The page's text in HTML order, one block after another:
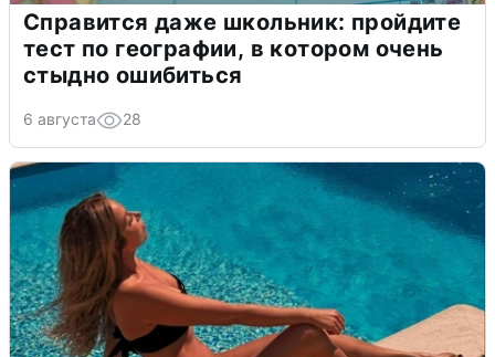
Справится даже школьник: пройдите
тест по географии, в котором очень
стыдно ошибиться
6 августа 28